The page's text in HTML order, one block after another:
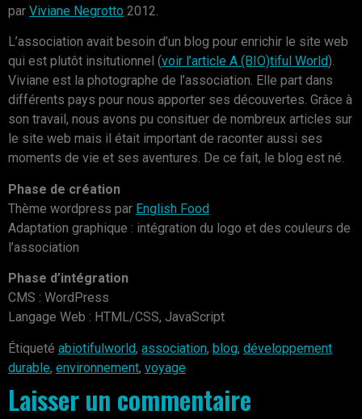
par Viviane Negrotto 2012.
L’association avait besoin d’un blog pour enrichir le site web
qui est plutôt insitutionnel (voir l’article A (BIO)tiful World).
Viviane est la photographe de l’association. Elle part dans
différents pays pour nous apporter ses découvertes. Grâce à
son travail, nous avons pu consituer de nombreux articles sur
le site web mais il était important de raconter aussi ses
moments de vie et ses aventures. De ce fait, le blog est né.
Phase de création
Thème wordpress par English Food
Adaptation graphique : intégration du logo et des couleurs de
l’association
Phase d’intégration
CMS : WordPress
Langage Web : HTML/CSS, JavaScript
Étiqueté abiotifulworld, association, blog, développement
durable, environnement, voyage
Laisser un commentaire